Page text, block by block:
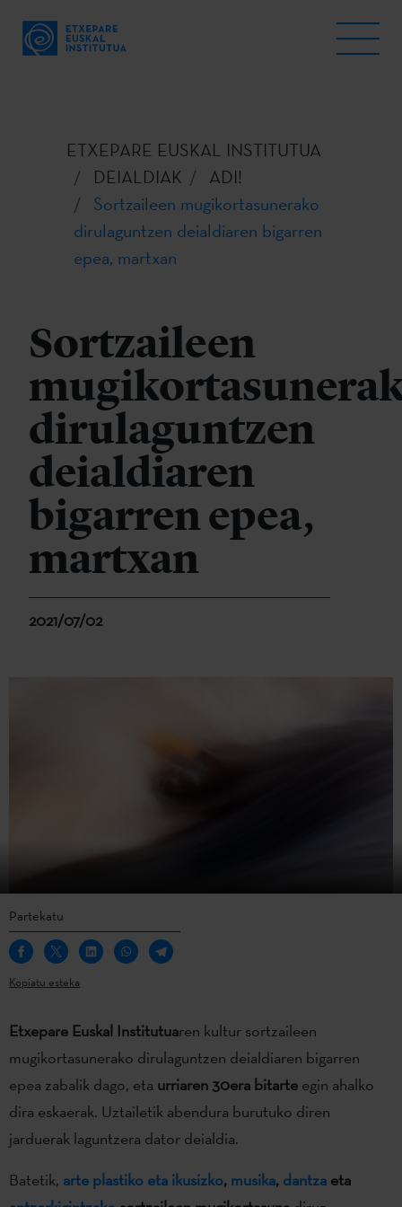
ETXEPARE EUSKAL INSTITUTUA
DEIALDIAK
ADI!
Sortzaileen mugikortasunerako
dirulaguntzen deialdiaren bigarren
epea, martxan
Sortzaileen
dirulaguntzen
deialdiaren
bigarren epea,
martxan
2021/07/02
Partekatu
Kopiatu esteka
Etxepare Euskal Institutuaren kultur sortzaileen
mugikortasunerako dirulaguntzen deialdiaren bigarren
epea zabalik dago, eta urriaren 30era bitarte egin ahalko
dira eskaerak. Uztailetik abendura burutuko diren
jarduerak laguntzera dator deialdia.
Batetik, arte plastiko eta ikusizko, musika, dantza eta